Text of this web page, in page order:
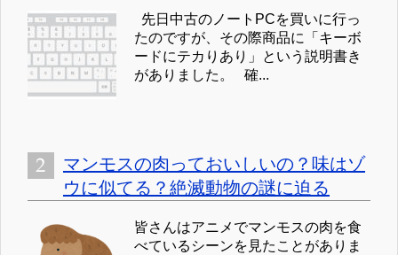
先日中古のノートPCを買いに行っ
たのですが、その際商品に「キーボ
ードにテカりあり」という説明書き
がありました。 確...
マンモスの肉っておいしいの？味はゾ
ウに似てる？絶滅動物の謎に迫る
皆さんはアニメでマンモスの肉を食
べているシーンを見たことがありま